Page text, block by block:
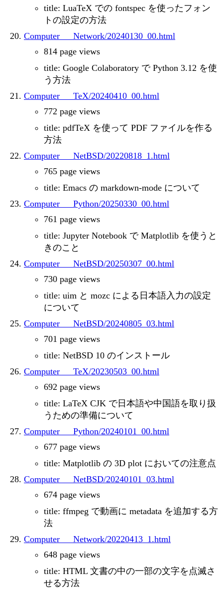
title: LuaTeX での fontspec を使ったフォン
トの設定の方法
Computer___Network/20240130_00.html
814 page views
title: Google Colaboratory で Python 3.12 を使
う方法
Computer___TeX/20240410_00.html
772 page views
title: pdfTeX を使って PDF ファイルを作る
方法
Computer___NetBSD/20220818_1.html
765 page views
title: Emacs の markdown-mode について
Computer___Python/20250330_00.html
761 page views
title: Jupyter Notebook で Matplotlib を使うと
きのこと
Computer___NetBSD/20250307_00.html
730 page views
title: uim と mozc による日本語入力の設定
について
Computer___NetBSD/20240805_03.html
701 page views
title: NetBSD 10 のインストール
Computer___TeX/20230503_00.html
692 page views
title: LaTeX CJK で日本語や中国語を取り扱
うための準備について
Computer___Python/20240101_00.html
677 page views
title: Matplotlib の 3D plot においての注意点
Computer___NetBSD/20240101_03.html
674 page views
title: ffmpeg で動画に metadata を追加する方
法
Computer___Network/20220413_1.html
648 page views
title: HTML 文書の中の一部の文字を点滅さ
せる方法